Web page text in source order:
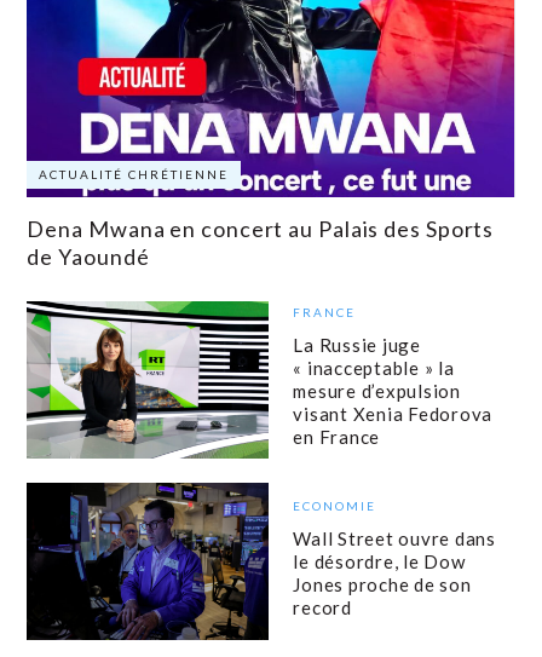
ACTUALITÉ CHRÉTIENNE
Dena Mwana en concert au Palais des Sports
de Yaoundé
FRANCE
La Russie juge
« inacceptable » la
mesure d’expulsion
visant Xenia Fedorova
en France
ECONOMIE
Wall Street ouvre dans
le désordre, le Dow
Jones proche de son
record